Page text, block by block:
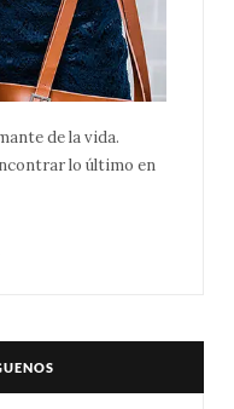
de la vida.
lo último en